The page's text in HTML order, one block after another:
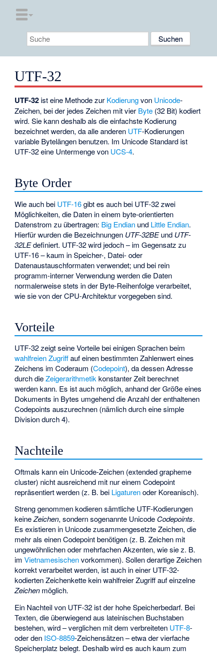
UTF-32
UTF-32 ist eine Methode zur Kodierungvon Unicode-
Zeichen, bei der jedes Zeichen mit vier Byte (32 Bit) kodiert
wird. Sie kann deshalb als die einfachste Kodierung
bezeichnet werden, da alle anderen UTF-Kodierungen
variable Bytelängen benutzen. Im Unicode Standard ist
UTF-32 eine Untermenge von UCS-4.
Byte Order
Wie auch bei UTF-16gibt es auch bei UTF-32 zwei
Möglichkeiten, die Daten in einem byte-orientierten
Datenstrom zu übertragen: Big Endian und Little Endian.
Hierfür wurden die Bezeichnungen UTF-32BEund UTF-
32LEdefiniert. UTF-32 wird jedoch – im Gegensatz zu
UTF-16 – kaum in Speicher-, Datei- oder
Datenaustauschformaten verwendet; und bei rein
programm-interner Verwendung werden die Daten
normalerweise stets in der Byte-Reihenfolge verarbeitet,
wie sie von der CPU-Architektur vorgegeben sind.
Vorteile
UTF-32 zeigt seine Vorteile bei einigen Sprachen beim
wahlfreien Zugriffauf einen bestimmten Zahlenwert eines
Zeichens im Coderaum (Codepoint), da dessen Adresse
durch dieZeigerarithmetikkonstanter Zeit berechnet
werden kann. Es ist auch möglich, anhand der Größe eines
Dokuments in Bytes umgehend die Anzahl der enthaltenen
Codepoints auszurechnen (nämlich durch eine simple
Division durch 4).
Nachteile
Oftmals kann ein Unicode-Zeichen (extended grapheme
cluster) nicht ausreichend mit nur einem Codepoint
repräsentiert werden (z. B. bei Ligaturenoder Koreanisch).
Streng genommen kodieren sämtliche UTF-Kodierungen
keineZeichen, sondern sogenannte Unicode Codepoints.
Es existieren in Unicode zusammengesetzte Zeichen, die
mehr als einen Codepoint benötigen (z. B. Zeichen mit
ungewöhnlichen oder mehrfachen Akzenten, wie sie z. B.
imVietnamesischenvorkommen). Sollen derartige Zeichen
korrekt verarbeitet werden, ist auch in einer UTF-32-
kodierten Zeichenkette kein wahlfreier Zugriff auf einzelne
Zeichen möglich.
Ein Nachteil von UTF-32 ist der hohe Speicherbedarf. Bei
Texten, die überwiegend aus lateinischen Buchstaben
bestehen, wird – verglichen mit dem verbreiteten UTF-8-
oder den ISO-8859-Zeichensätzen – etwa der vierfache
Speicherplatz belegt. Deshalb wird es auch kaum zum